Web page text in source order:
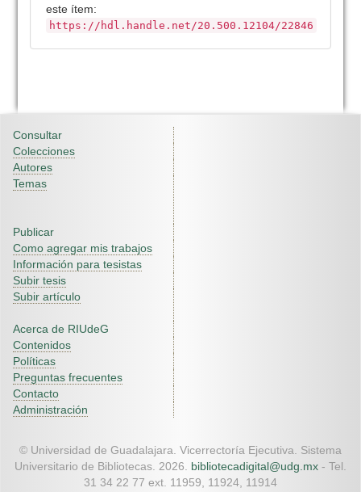
este ítem:
https://hdl.handle.net/20.500.12104/22846
Consultar
Colecciones
Autores
Temas
Publicar
Como agregar mis trabajos
Información para tesistas
Subir tesis
Subir artículo
Acerca de RIUdeG
Contenidos
Políticas
Preguntas frecuentes
Contacto
Administración
© Universidad de Guadalajara. Vicerrectoría Ejecutiva. Sistema
Universitario de Bibliotecas. 2026. bibliotecadigital@udg.mx - Tel.
31 34 22 77 ext. 11959, 11924, 11914